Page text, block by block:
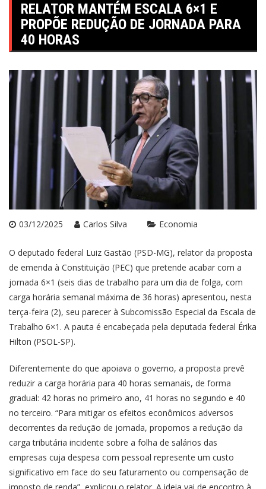
RELATOR MANTÉM ESCALA 6×1 E
PROPÕE REDUÇÃO DE JORNADA PARA
40 HORAS
03/12/2025 Carlos Silva Economia
O deputado federal Luiz Gastão (PSD-MG), relator da proposta
de emenda à Constituição (PEC) que pretende acabar com a
jornada 6×1 (seis dias de trabalho para um dia de folga, com
carga horária semanal máxima de 36 horas) apresentou, nesta
terça-feira (2), seu parecer à Subcomissão Especial da Escala de
Trabalho 6×1. A pauta é encabeçada pela deputada federal Érika
Hilton (PSOL-SP).
Diferentemente do que apoiava o governo, a proposta prevê
reduzir a carga horária para 40 horas semanais, de forma
gradual: 42 horas no primeiro ano, 41 horas no segundo e 40
no terceiro. “Para mitigar os efeitos econômicos adversos
decorrentes da redução de jornada, propomos a redução da
carga tributária incidente sobre a folha de salários das
empresas cuja despesa com pessoal represente um custo
significativo em face do seu faturamento ou compensação de